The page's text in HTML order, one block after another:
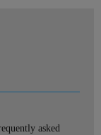
asked